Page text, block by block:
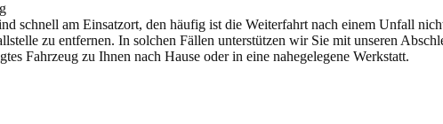
schnell am Einsatzort, den häufig ist die Weiterfahrt nach einem Unfall
zu entfernen. In solchen Fällen unterstützen wir Sie mit unseren
Fahrzeug zu Ihnen nach Hause oder in eine nahegelegene Werkstatt.